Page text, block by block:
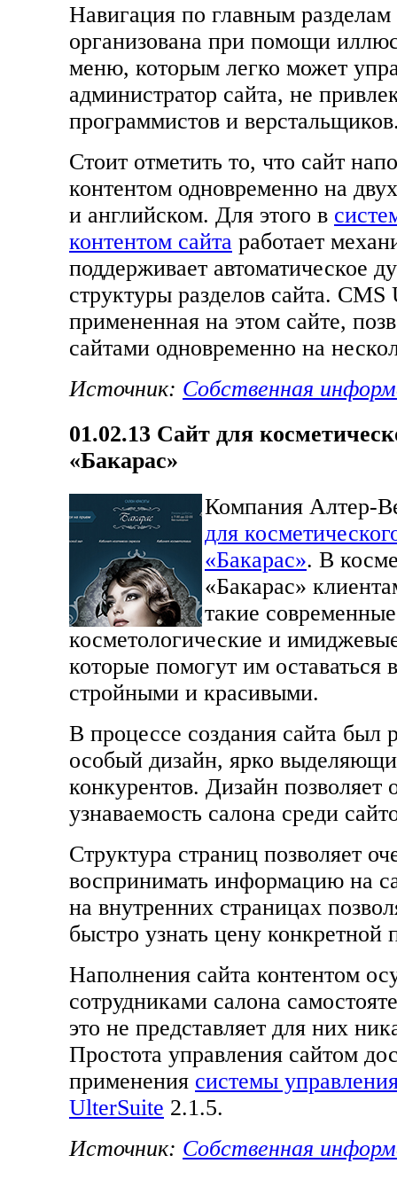
Навигация по главным разделам
организована при помощи
меню, которым легко может
администратор сайта, не
программистов и
Стоит отметить то, что сайт
контентом одновременно на
и английском. Для этого в
контентом сайта работает
поддерживает автоматическое
структуры разделов сайта.
примененная на этом сайте,
сайтами одновременно на
Источник: Собственная
01.02.13 Cайт для
«Бакарас»
Компания Алтер-
для
«Бакарас». В
«Бакарас»
такие современные
косметологические и
которые помогут им оставаться
стройными и красивыми.
В процессе создания сайта был
особый дизайн, ярко
конкурентов. Дизайн позволяет
узнаваемость салона среди
Структура страниц позволяет
воспринимать информацию на
на внутренних страницах
быстро узнать цену конкретной
Наполнения сайта контентом
сотрудниками салона
это не представляет для них
Простота управления сайтом
применения системы
UlterSuite 2.1.5.
Источник: Собственная